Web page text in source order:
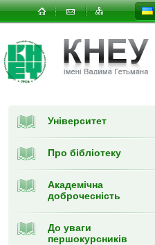
Університет
Про бібліотеку
Академічна
доброчесність
До уваги
першокурсників